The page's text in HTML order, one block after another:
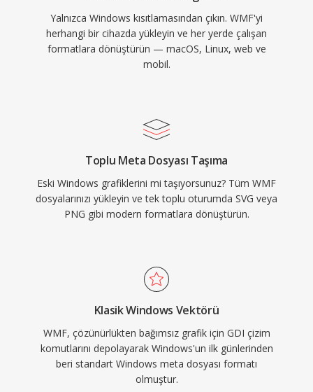
Yalnızca Windows kısıtlamasından çıkın. WMF'yi
herhangi bir cihazda yükleyin ve her yerde çalışan
formatlara dönüştürün — macOS, Linux, web ve
mobil.
Toplu Meta Dosyası Taşıma
Eski Windows grafiklerini mi taşıyorsunuz? Tüm WMF
dosyalarınızı yükleyin ve tek toplu oturumda SVG veya
PNG gibi modern formatlara dönüştürün.
Klasik Windows Vektörü
WMF, çözünürlükten bağımsız grafik için GDI çizim
komutlarını depolayarak Windows'un ilk günlerinden
beri standart Windows meta dosyası formatı
olmuştur.